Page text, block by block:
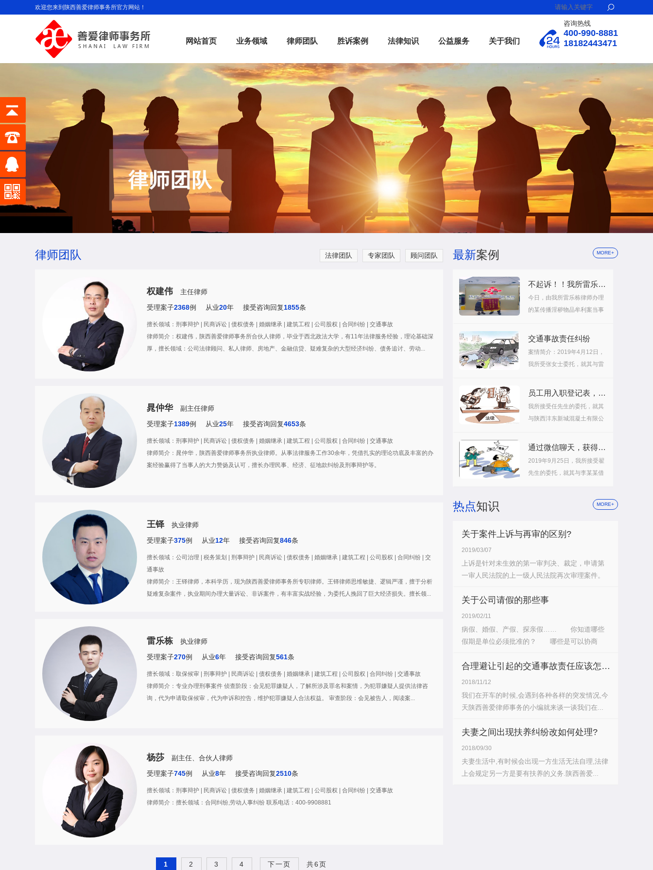
欢迎您来到陕西善爱律师事务所官方网站！
咨询热线
400-990-8881
18182443471
网站首页 业务领域 律师团队 胜诉案例 法律知识 公益服务 关于我们
律师团队 法律团队 专家团队 顾问团队
权建伟
主任律师
受理案子2368例 从业20年 接受咨询回复1855条
擅长领域：刑事辩护 | 民商诉讼 | 债权债务 | 婚姻继承 | 建筑工程 | 公司股权 | 合同纠纷 | 交通事故
律师简介：权建伟，陕西善爱律师事务所合伙人律师，毕业于西北政法大学，有11年法律服务经验，理论基础深
厚，擅长领域：公司法律顾问、私人律师、房地产、金融信贷、疑难复杂的大型经济纠纷、债务追讨、劳动...
晁仲华
副主任律师
受理案子1389例 从业25年 接受咨询回复4653条
擅长领域：刑事辩护 | 民商诉讼 | 债权债务 | 婚姻继承 | 建筑工程 | 公司股权 | 合同纠纷 | 交通事故
律师简介：晁仲华，陕西善爱律师事务所执业律师。从事法律服务工作30余年，凭借扎实的理论功底及丰富的办
案经验赢得了当事人的大力赞扬及认可，擅长办理民事、经济、征地款纠纷及刑事辩护等。
王铎
执业律师
受理案子375例 从业12年 接受咨询回复846条
擅长领域：公司治理 | 税务策划 | 刑事辩护 | 民商诉讼 | 债权债务 | 婚姻继承 | 建筑工程 | 公司股权 | 合同纠纷 | 交
通事故
律师简介：王铎律师，本科学历，现为陕西善爱律师事务所专职律师。王铎律师思维敏捷、逻辑严谨，擅于分析
疑难复杂案件，执业期间办理大量诉讼、非诉案件，有丰富实战经验，为委托人挽回了巨大经济损失。擅长领...
雷乐栋
执业律师
受理案子270例 从业6年 接受咨询回复561条
擅长领域：取保候审 | 刑事辩护 | 民商诉讼 | 债权债务 | 婚姻继承 | 建筑工程 | 公司股权 | 合同纠纷 | 交通事故
律师简介：专业办理刑事案件 侦查阶段：会见犯罪嫌疑人，了解所涉及罪名和案情，为犯罪嫌疑人提供法律咨
询，代为申请取保候审，代为申诉和控告，维护犯罪嫌疑人合法权益。 审查阶段：会见被告人，阅读案...
杨莎
副主任、合伙人律师
受理案子745例 从业8年 接受咨询回复2510条
擅长领域：刑事辩护 | 民商诉讼 | 债权债务 | 婚姻继承 | 建筑工程 | 公司股权 | 合同纠纷 | 交通事故
律师简介：擅长领域：合同纠纷,劳动人事纠纷 联系电话：400-9908881
1 2 3 4 下一页 共6页
最新案例 MORE+
不起诉！！我所雷乐栋律师成功办结一起传播淫秽物品牟利案
今日，由我所雷乐栋律师办理
的某传播淫秽物品牟利案当事
交通事故责任纠纷
案情简介：2019年4月12日，
我所受张女士委托，就其与雷
员工用入职登记表，各种证件索赔了自己的工资
我所接受任先生的委托，就其
与陕西沣东新城混凝土有限公
通过微信聊天，获得欠款赔偿
2019年9月25日，我所接受翟
先生的委托，就其与李某某借
热点知识 MORE+
关于案件上诉与再审的区别?
2019/03/07
上诉是针对未生效的第一审判决、裁定，申请第
一审人民法院的上一级人民法院再次审理案件。
关于公司请假的那些事
2019/02/11
病假、婚假、产假、探亲假…… 你知道哪些
假期是单位必须批准的？ 哪些是可以协商
合理避让引起的交通事故责任应该怎么划分?
2018/11/12
我们在开车的时候,会遇到各种各样的突发情况,今
天陕西善爱律师事务的小编就来谈一谈我们在...
夫妻之间出现扶养纠纷改如何处理?
2018/09/30
夫妻生活中,有时候会出现一方生活无法自理,法律
上会规定另一方是要有扶养的义务.陕西善爱...